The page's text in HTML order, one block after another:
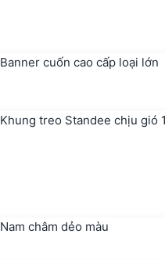
Banner cuốn cao cấp loại lớn
Khung treo Standee chịu gió
Nam châm dẻo màu